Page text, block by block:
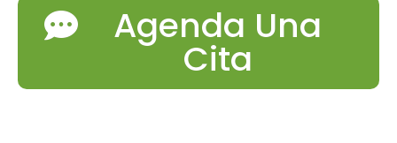
Agenda Una
Cita